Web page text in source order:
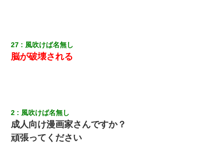
27 風吹けば名無し
脳が破壊される
2 風吹けば名無し
成人向け漫画家さんですか？
頑張ってください